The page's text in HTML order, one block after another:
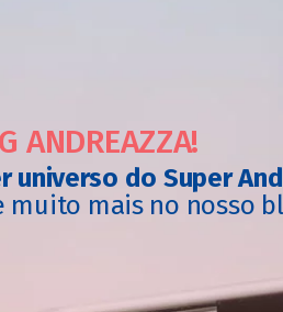
ANDREAZZA!
universo do Super
muito mais no nosso